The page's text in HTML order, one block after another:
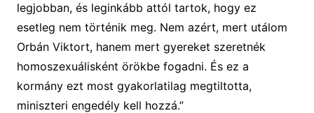
legjobban, és leginkább attól tartok, hogy ez
esetleg nem történik meg. Nem azért, mert utálom
Orbán Viktort, hanem mert gyereket szeretnék
homoszexuálisként örökbe fogadni. És ez a
kormány ezt most gyakorlatilag megtiltotta,
miniszteri engedély kell hozzá.”